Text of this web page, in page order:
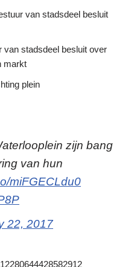
van stadsdeel besluit
van stadsdeel besluit over
markt
plein
zijn bang
van hun
miFGECLdu0
22, 2017